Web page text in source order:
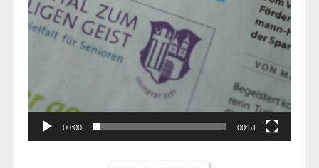
00:00 00:51